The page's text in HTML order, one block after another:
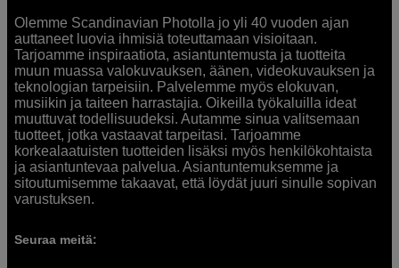
Olemme Scandinavian Photolla jo yli 40 vuoden ajan
auttaneet luovia ihmisiä toteuttamaan visioitaan.
Tarjoamme inspiraatiota, asiantuntemusta ja tuotteita
muun muassa valokuvauksen, äänen, videokuvauksen ja
teknologian tarpeisiin. Palvelemme myös elokuvan,
musiikin ja taiteen harrastajia. Oikeilla työkaluilla ideat
muuttuvat todellisuudeksi. Autamme sinua valitsemaan
tuotteet, jotka vastaavat tarpeitasi. Tarjoamme
korkealaatuisten tuotteiden lisäksi myös henkilökohtaista
ja asiantuntevaa palvelua. Asiantuntemuksemme ja
sitoutumisemme takaavat, että löydät juuri sinulle sopivan
varustuksen.
Seuraa meitä: